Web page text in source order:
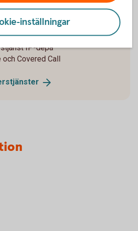
ISK
Kapitalspar depå
IP-depå
Covered Call
inställningar